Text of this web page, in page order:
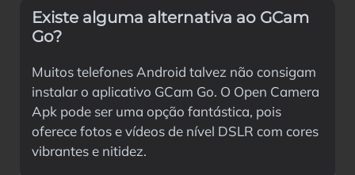
Existe alguma alternativa ao GCam
Go?
Muitos telefones Android talvez não consigam
instalar o aplicativo GCam Go. O Open Camera
Apk pode ser uma opção fantástica, pois
oferece fotos e vídeos de nível DSLR com cores
vibrantes e nitidez.